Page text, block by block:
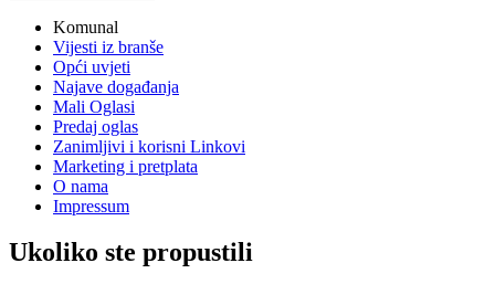
Komunal
Vijesti iz branše
Opći uvjeti
Najave događanja
Mali Oglasi
Predaj oglas
Zanimljivi i korisni Linkovi
Marketing i pretplata
O nama
Impressum
Ukoliko ste propustili